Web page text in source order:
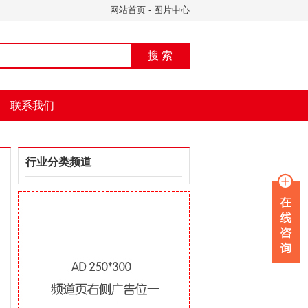
网站首页 - 图片中心
搜 索
联系我们
行业分类频道